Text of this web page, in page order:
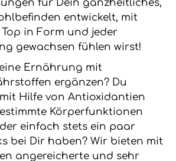
für Dein ganzheitliches,
entwickelt, mit
in Form und jeder
gewachsen fühlen wirst!
Ernährung mit
ergänzen? Du
Hilfe von Antioxidantien
Körperfunktionen
einfach stets ein paar
bei Dir haben? Wir bieten mit
angereicherte und sehr